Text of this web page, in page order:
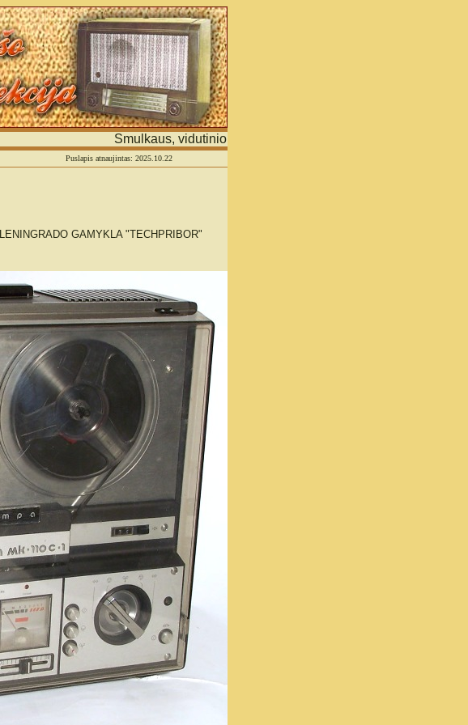
Smulkaus, vidutinio verslo ir asmeninių tinklapių portalas
Puslapis atnaujintas: 2025.10.22
LENINGRADO GAMYKLA "TECHPRIBOR"